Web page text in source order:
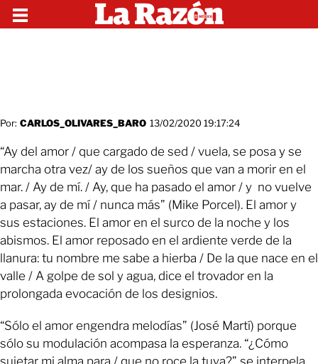
Por: CARLOS_OLIVARES_BARO 13/02/2020 19:17:24
“Ay del amor / que cargado de sed / vuela, se posa y se
marcha otra vez/ ay de los sueños que van a morir en el
mar. / Ay de mí. / Ay, que ha pasado el amor / y no vuelve
a pasar, ay de mí / nunca más” (Mike Porcel). El amor y
sus estaciones. El amor en el surco de la noche y los
abismos. El amor reposado en el ardiente verde de la
llanura: tu nombre me sabe a hierba / De la que nace en el
valle / A golpe de sol y agua, dice el trovador en la
prolongada evocación de los designios.
“Sólo el amor engendra melodías” (José Martí) porque
sólo su modulación acompasa la esperanza. “¿Cómo
sujetar mi alma para / que no roce la tuya?” se interpela